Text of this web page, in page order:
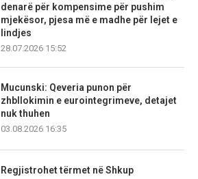
denarë për kompensime për pushim
mjekësor, pjesa më e madhe për lejet e
lindjes
28.07.2026 15:52
Mucunski: Qeveria punon për
zhbllokimin e eurointegrimeve, detajet
nuk thuhen
03.08.2026 16:35
Regjistrohet tërmet në Shkup